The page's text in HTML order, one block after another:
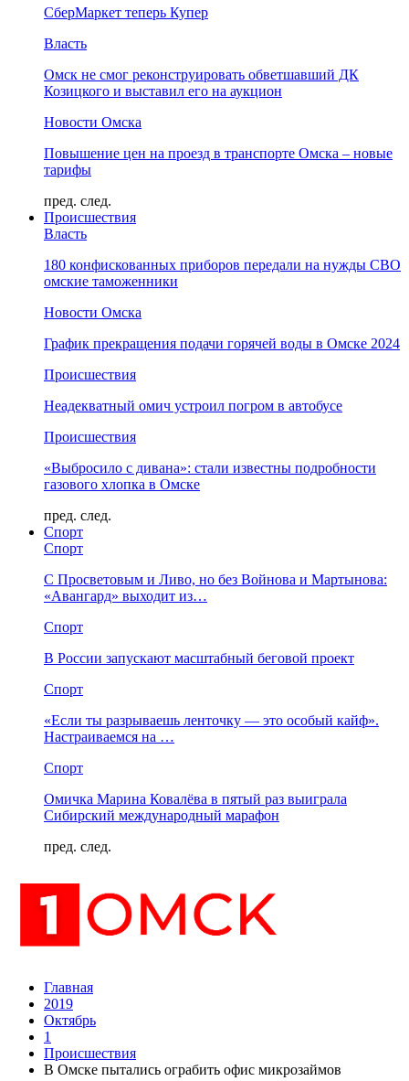
СберМаркет теперь Купер
Власть
Омск не смог реконструировать обветшавший ДК
Козицкого и выставил его на аукцион
Новости Омска
Повышение цен на проезд в транспорте Омска – новые
тарифы
пред. след.
Происшествия
Власть
180 конфискованных приборов передали на нужды СВО
омские таможенники
Новости Омска
График прекращения подачи горячей воды в Омске 2024
Происшествия
Неадекватный омич устроил погром в автобусе
Происшествия
«Выбросило с дивана»: стали известны подробности
газового хлопка в Омске
пред. след.
Спорт
Спорт
С Просветовым и Ливо, но без Войнова и Мартынова:
«Авангард» выходит из…
Спорт
В России запускают масштабный беговой проект
Спорт
«Если ты разрываешь ленточку — это особый кайф».
Настраиваемся на …
Спорт
Омичка Марина Ковалёва в пятый раз выиграла
Сибирский международный марафон
пред. след.
Главная
2019
Октябрь
1
Происшествия
В Омске пытались ограбить офис микрозаймов